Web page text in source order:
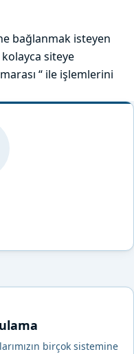
bağlanmak isteyen
siteye
“ ile işlemlerini
birçok sistemine